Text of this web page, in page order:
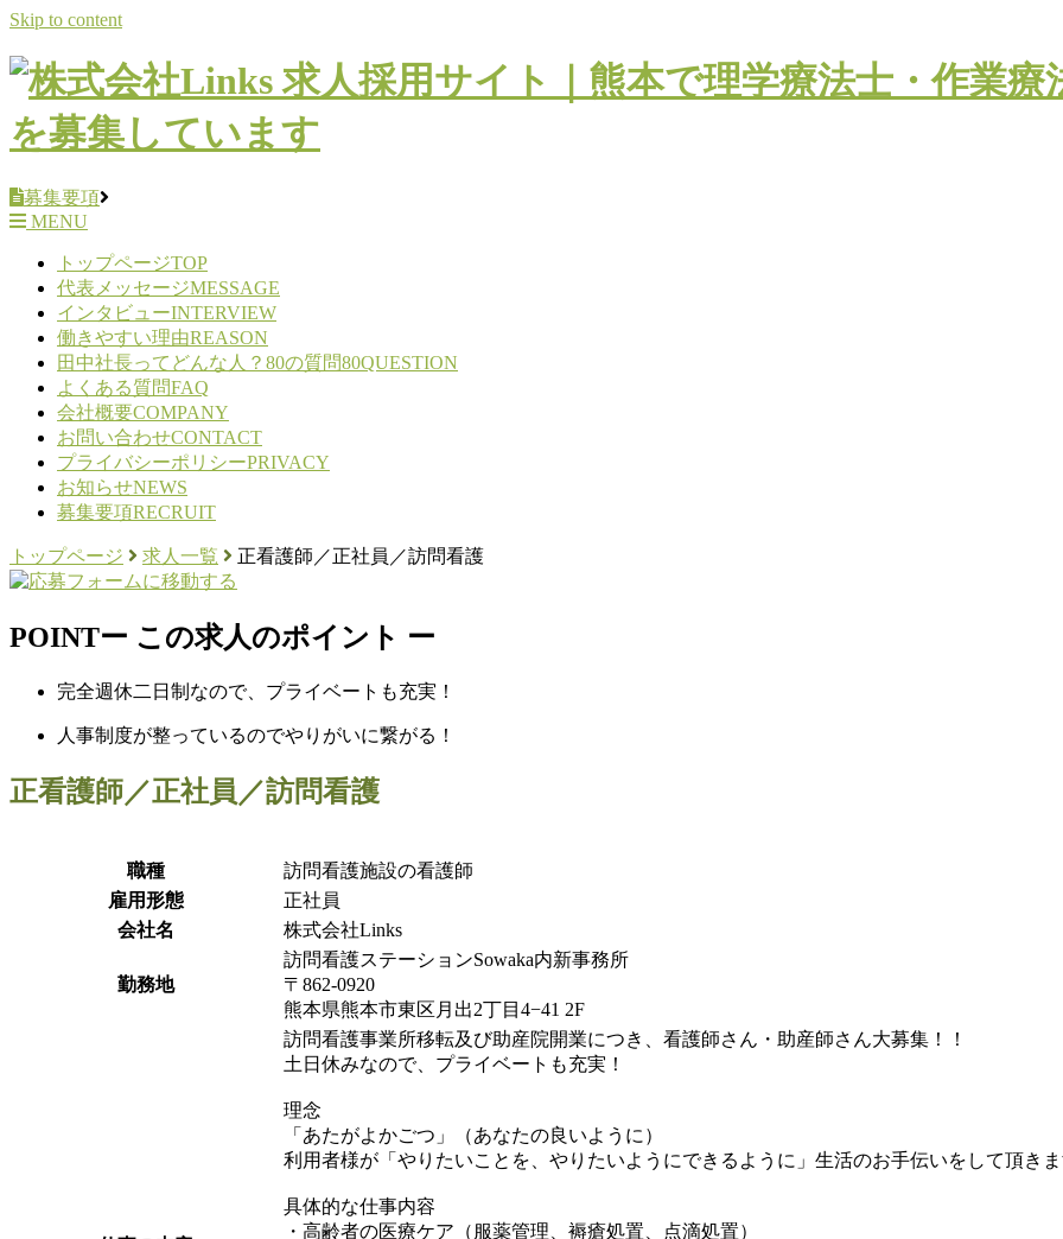
Skip to content
募集要項
MENU
トップページTOP
代表メッセージMESSAGE
インタビューINTERVIEW
働きやすい理由REASON
田中社長ってどんな人？80の質問80QUESTION
よくある質問FAQ
会社概要COMPANY
お問い合わせCONTACT
プライバシーポリシーPRIVACY
お知らせNEWS
募集要項RECRUIT
トップページ 求人一覧 正看護師／正社員／訪問看護
POINTー この求人のポイント ー
完全週休二日制なので、プライベートも充実！
人事制度が整っているのでやりがいに繋がる！
正看護師／正社員／訪問看護
職種
訪問看護施設の看護師
雇用形態
正社員
会社名
株式会社Links
勤務地
訪問看護ステーションSowaka内新事務所
〒862-0920
熊本県熊本市東区月出2丁目4−41 2F
訪問看護事業所移転及び助産院開業につき、看護師さん・助産師さん大募集！！
土日休みなので、プライベートも充実！
理念
「あたがよかごつ」（あなたの良いように）
利用者様が「やりたいことを、やりたいようにできるように」生活のお手伝いをして頂き
具体的な仕事内容
・高齢者の医療ケア（服薬管理、褥瘡処置、点滴処置）